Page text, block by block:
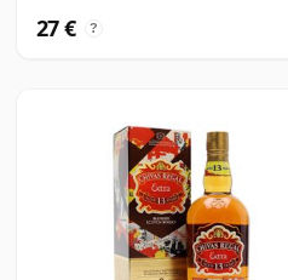
27 € ?